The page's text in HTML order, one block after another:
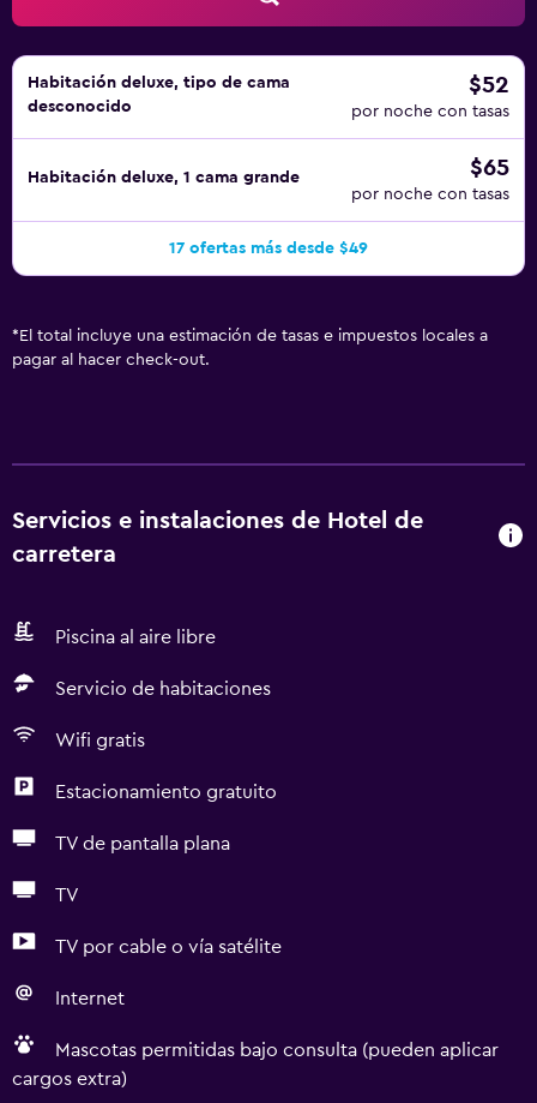
Habitación deluxe, tipo de cama
desconocido
$52
por noche con tasas
Habitación deluxe, 1 cama grande $65
por noche con tasas
17 ofertas más desde $49
* El total incluye una estimación de tasas e impuestos locales a
pagar al hacer check-out.
Servicios e instalaciones de Hotel de
carretera
Piscina al aire libre
Servicio de habitaciones
Wifi gratis
Estacionamiento gratuito
TV de pantalla plana
TV
TV por cable o vía satélite
Internet
Mascotas permitidas bajo consulta (pueden aplicar
cargos extra)